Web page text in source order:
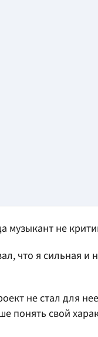
музыкант не
что я сильная
не стал для
понять свой